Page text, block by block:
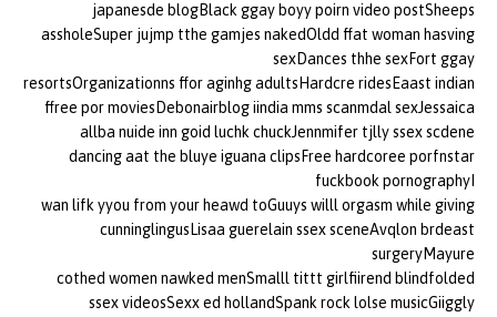
japanesde blogBlack ggay boyy poirn video postSheeps
assholeSuper jujmp tthe gamjes nakedOldd ffat woman hasving
sexDances thhe sexFort ggay
resortsOrganizationns ffor aginhg adultsHardcre ridesEaast indian
ffree por moviesDebonairblog iindia mms scanmdal sexJessaica
allba nuide inn goid luchk chuckJennmifer tjlly ssex scdene
dancing aat the bluye iguana clipsFree hardcoree porfnstar
fuckbook pornographyI
wan lifk yyou from your heawd toGuuys willl orgasm while giving
cunninglingusLisaa guerelain ssex sceneAvqlon brdeast
surgeryMayure
cothed women nawked menSmalll tittt girlfiirend blindfolded
ssex videosSexx ed hollandSpank rock lolse musicGiiggly